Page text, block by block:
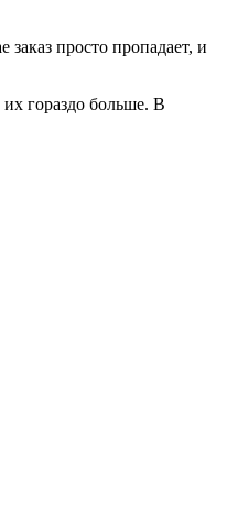
просто пропадает, и
гораздо больше. В